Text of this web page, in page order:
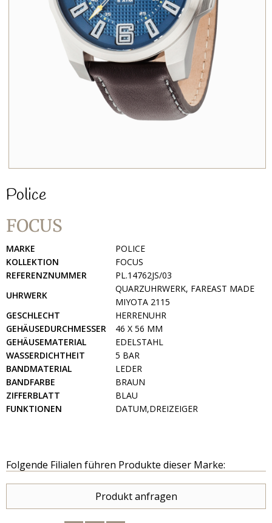
Police
FOCUS
MARKE
POLICE
KOLLEKTION
FOCUS
REFERENZNUMMER
PL.14762JS/03
UHRWERK
QUARZUHRWERK, FAREAST MADE
MIYOTA 2115
GESCHLECHT
HERRENUHR
GEHÄUSEDURCHMESSER
46 X 56 MM
GEHÄUSEMATERIAL
EDELSTAHL
WASSERDICHTHEIT
5 BAR
BANDMATERIAL
LEDER
BANDFARBE
BRAUN
ZIFFERBLATT
BLAU
FUNKTIONEN
DATUM,DREIZEIGER
Folgende Filialen führen Produkte dieser Marke:
Produkt anfragen